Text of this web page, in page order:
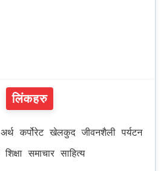
लिंकहरु
अर्थ कर्पोरेट खेलकुद जीवनशैली पर्यटन
शिक्षा समाचार साहित्य